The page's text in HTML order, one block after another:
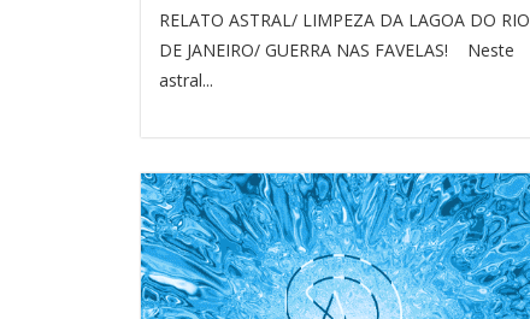
RELATO ASTRAL/ LIMPEZA DA LAGOA DO RIO
DE JANEIRO/ GUERRA NAS FAVELAS! Neste
astral...